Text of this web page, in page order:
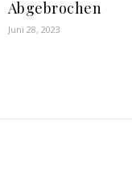
Abgebrochen
Juni 28, 2023